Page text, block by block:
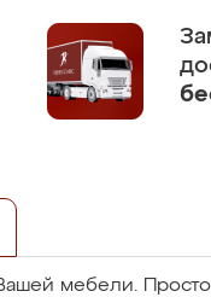
мебели.